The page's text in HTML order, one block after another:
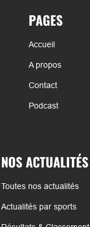
PAGES
Accueil
A propos
Contact
Podcast
NOS ACTUALITÉS
Toutes nos actualités
Actualités par sports